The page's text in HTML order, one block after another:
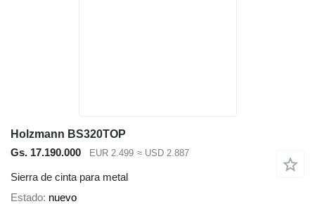
Holzmann BS320TOP
Gs. 17.190.000
EUR 2.499 ≈ USD 2.887
Sierra de cinta para metal
Estado nuevo